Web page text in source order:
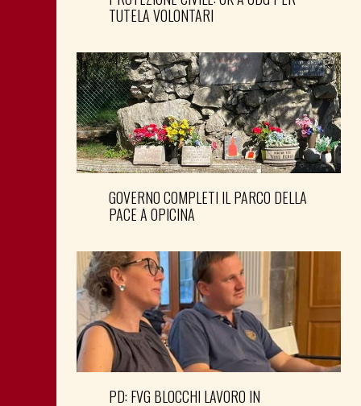
TUTELA VOLONTARI
GOVERNO COMPLETI IL PARCO DELLA
PACE A OPICINA
PD: FVG BLOCCHI LAVORO IN